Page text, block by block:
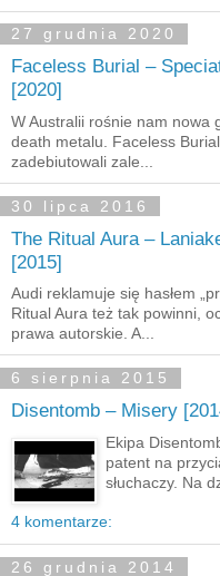
27 grudnia 2020
Faceless Burial –
[2020]
W Australii rośnie nam nowa
death metalu. Faceless
zadebiutowali zale...
30 lipca 2016
The Ritual Aura –
[2015]
Audi reklamuje się hasłem
Ritual Aura też tak powinni,
prawa autorskie. A...
6 sierpnia 2015
Disentomb – Misery
Ekipa
patent na
słuchaczy. Na
4 komentarze:
26 grudnia 2014